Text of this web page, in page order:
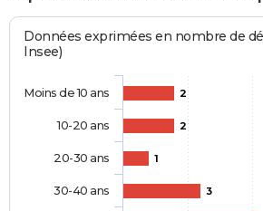
Données exprimées en nombre de
Insee)
2
2
1
3
Moins de 10 ans
10-20 ans
20-30 ans
30-40 ans